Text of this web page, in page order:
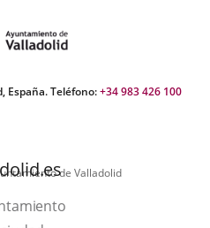
España. Teléfono:+34 983 426 100
de Valladolid